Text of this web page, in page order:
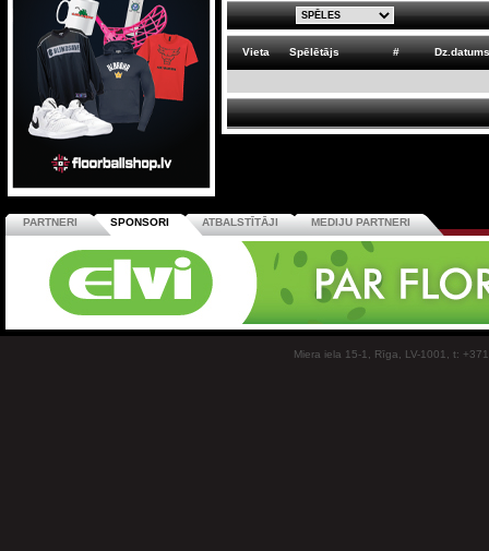
Vieta Spēlētājs # Dz.datums
PARTNERI SPONSORI ATBALSTĪTĀJI MEDIJU PARTNERI
Miera iela 15-1, Rīga, LV-1001, t: